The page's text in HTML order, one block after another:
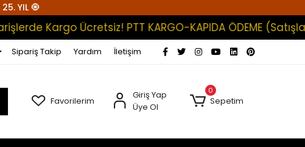
YIL 🧿
Kargo Ücretsiz! PTT KARGO-KAPIDA ÖDEME
Sipariş Takip Yardım İletişim
Favorilerim
Giriş Yap
Üye Ol
0
Sepetim